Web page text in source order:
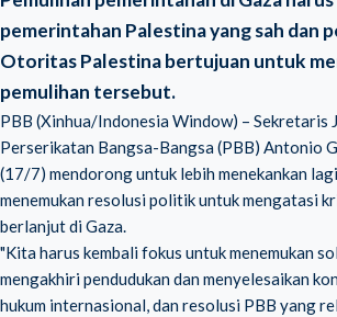
pemerintahan Palestina yang sah dan
Otoritas Palestina bertujuan untuk
pemulihan tersebut.
PBB (Xinhua/Indonesia Window) – Sekretaris
Perserikatan Bangsa-Bangsa (PBB) Antonio
(17/7) mendorong untuk lebih menekankan
menemukan resolusi politik untuk mengatasi
berlanjut di Gaza.
"Kita harus kembali fokus untuk menemukan
mengakhiri pendudukan dan menyelesaikan
hukum internasional, dan resolusi PBB yang